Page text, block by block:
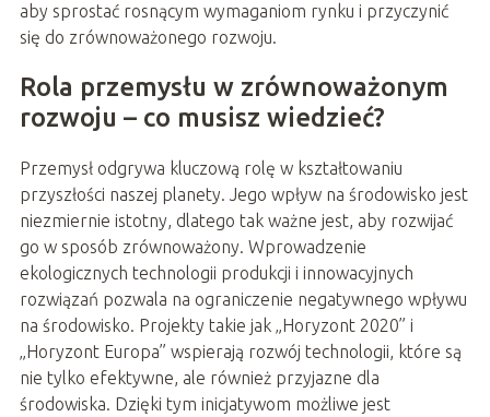
aby sprostać rosnącym wymaganiom rynku i przyczynić
się do zrównoważonego rozwoju.
Rola przemysłu w zrównoważonym
rozwoju – co musisz wiedzieć?
Przemysł odgrywa kluczową rolę w kształtowaniu
przyszłości naszej planety. Jego wpływ na środowisko jest
niezmiernie istotny, dlatego tak ważne jest, aby rozwijać
go w sposób zrównoważony. Wprowadzenie
ekologicznych technologii produkcji i innowacyjnych
rozwiązań pozwala na ograniczenie negatywnego wpływu
na środowisko. Projekty takie jak „Horyzont 2020” i
„Horyzont Europa” wspierają rozwój technologii, które są
nie tylko efektywne, ale również przyjazne dla
środowiska. Dzięki tym inicjatywom możliwe jest